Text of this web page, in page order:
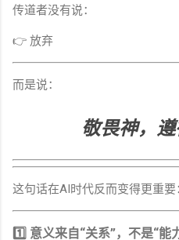
传道者没有说：
👉 放弃
而是说：
敬畏神，遵
这句话在AI时代反而变得更重要
1️⃣ 意义来自“关系”，不是“能